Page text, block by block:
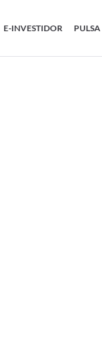
E-INVESTIDOR PULSA